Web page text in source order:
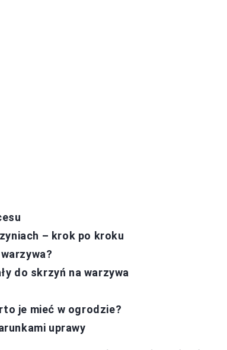
– krok po kroku
do skrzyń na warzywa
je mieć w ogrodzie?
uprawy